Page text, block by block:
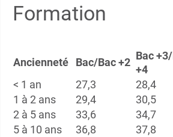
Formation
Ancienneté Bac/Bac +2
Bac
+4
< 1 an
27,3 28,4
1 à 2 ans
29,4 30,5
2 à 5 ans
33,6 34,7
5 à 10 ans
36,8 37,8